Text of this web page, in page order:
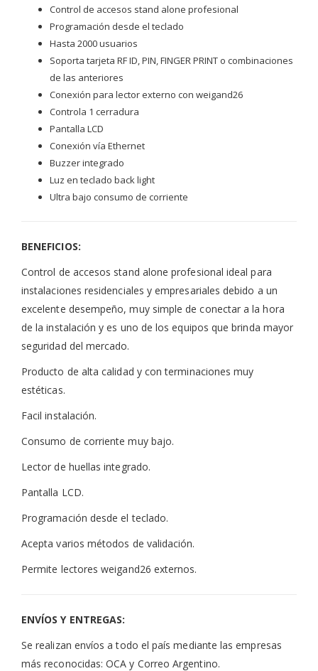
Control de accesos stand alone profesional
Programación desde el teclado
Hasta 2000 usuarios
Soporta tarjeta RF ID, PIN, FINGER PRINT o combinaciones
de las anteriores
Conexión para lector externo con weigand26
Controla 1 cerradura
Pantalla LCD
Conexión vía Ethernet
Buzzer integrado
Luz en teclado back light
Ultra bajo consumo de corriente
BENEFICIOS:
Control de accesos stand alone profesional ideal para
instalaciones residenciales y empresariales debido a un
excelente desempeño, muy simple de conectar a la hora
de la instalación y es uno de los equipos que brinda mayor
seguridad del mercado.
Producto de alta calidad y con terminaciones muy
estéticas.
Facil instalación.
Consumo de corriente muy bajo.
Lector de huellas integrado.
Pantalla LCD.
Programación desde el teclado.
Acepta varios métodos de validación.
Permite lectores weigand26 externos.
ENVÍOS Y ENTREGAS:
Se realizan envíos a todo el país mediante las empresas
más reconocidas: OCA y Correo Argentino.